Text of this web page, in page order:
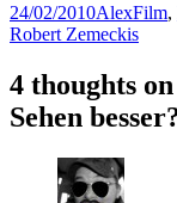
Posted
on
24/02/2010Author
AlexFilm,
Robert Zemeckis
4 thoughts
Sehen